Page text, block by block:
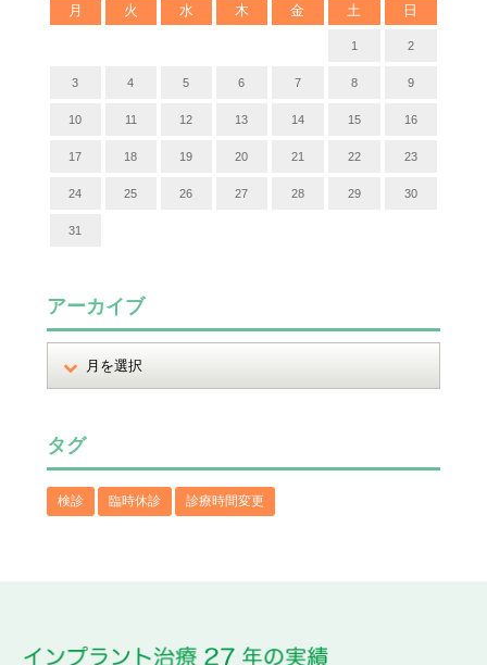
月 火 水 木 金 土 日
1 2
3 4 5 6 7 8 9
10 11 12 13 14 15 16
17 18 19 20 21 22 23
24 25 26 27 28 29 30
31
アーカイブ
タグ
検診 臨時休診 診療時間変更